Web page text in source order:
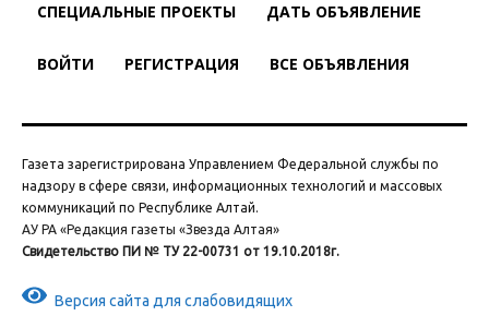
СПЕЦИАЛЬНЫЕ ПРОЕКТЫ ДАТЬ ОБЪЯВЛЕНИЕ
ВОЙТИ РЕГИСТРАЦИЯ ВСЕ ОБЪЯВЛЕНИЯ
Газета зарегистрирована Управлением Федеральной службы по
надзору в сфере связи, информационных технологий и массовых
коммуникаций по Республике Алтай.
АУ РА «Редакция газеты «Звезда Алтая»
Свидетельство ПИ № ТУ 22-00731 от 19.10.2018г.
Версия сайта для слабовидящих